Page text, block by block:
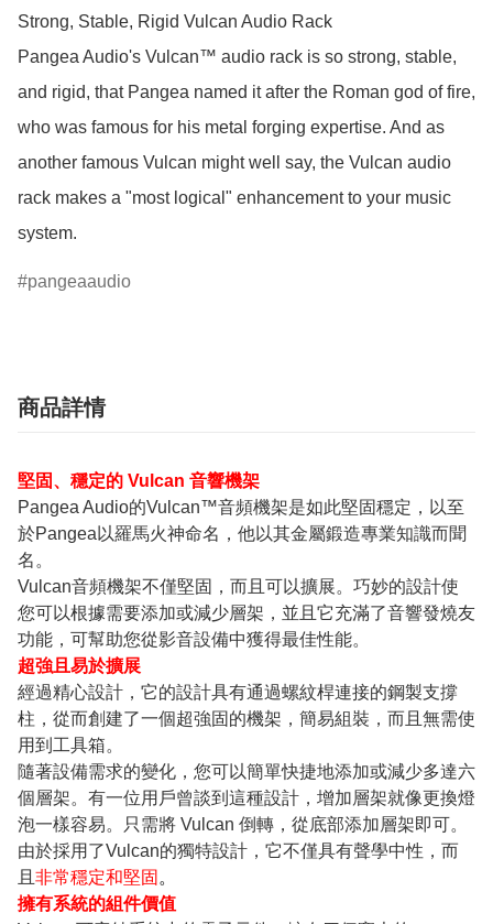
Strong, Stable, Rigid Vulcan Audio Rack
Pangea Audio's Vulcan™ audio rack is so strong, stable,
and rigid, that Pangea named it after the Roman god of fire,
who was famous for his metal forging expertise. And as
another famous Vulcan might well say, the Vulcan audio
rack makes a "most logical" enhancement to your music
pangeaaudio
商品詳情
堅固、穩定的 Vulcan 音響機架
Pangea Audio的Vulcan™音頻機架是如此堅固穩定，以至
於Pangea以羅馬火神命名，他以其金屬鍛造專業知識而聞
名。
Vulcan音頻機架不僅堅固，而且可以擴展。巧妙的設計使
您可以根據需要添加或減少層架，並且它充滿了音響發燒友
功能，可幫助您從影音設備中獲得最佳性能。
超強且易於擴展
經過精心設計，它的設計具有通過螺紋桿連接的鋼製支撐
柱，從而創建了一個超強固的機架，簡易組裝，而且無需使
用到工具箱。
隨著設備需求的變化，您可以簡單快捷地添加或減少多達六
個層架。有一位用戶曾談到這種設計，增加層架就像更換燈
泡一樣容易。只需將 Vulcan 倒轉，從底部添加層架即可。
由於採用了Vulcan的獨特設計，它不僅具有聲學中性，而
且 非常穩定和堅固 。
擁有系統的組件價值